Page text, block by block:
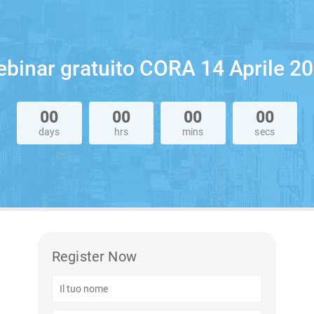
gratuito CORA 14 Aprile
00
days
00
hrs
00
mins
00
secs
Register Now